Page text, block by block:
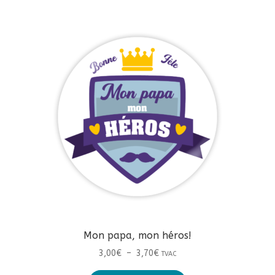
peuvent
être
choisies
la
page
du
produit
Mon papa, mon héros!
3,00€ – 3,70€Plage
TVAC